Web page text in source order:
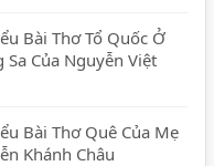
Bài Thơ Tổ Quốc Ở
Sa Của Nguyễn Việt
Bài Thơ Quê Của Mẹ
Khánh Châu